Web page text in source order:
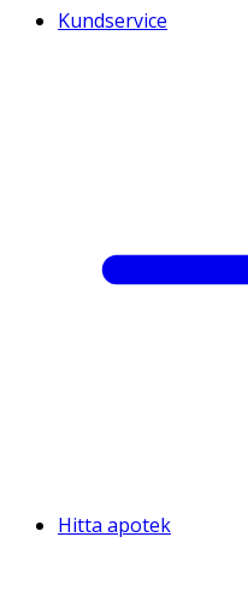
Kundservice
Hitta apotek